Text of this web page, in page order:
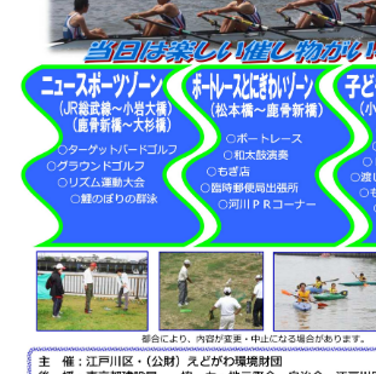
このページの先頭へ
江戸川区時間 江東区時間 葛飾区時間
表示：PC|モバイル
© 2013 art blue Inc.